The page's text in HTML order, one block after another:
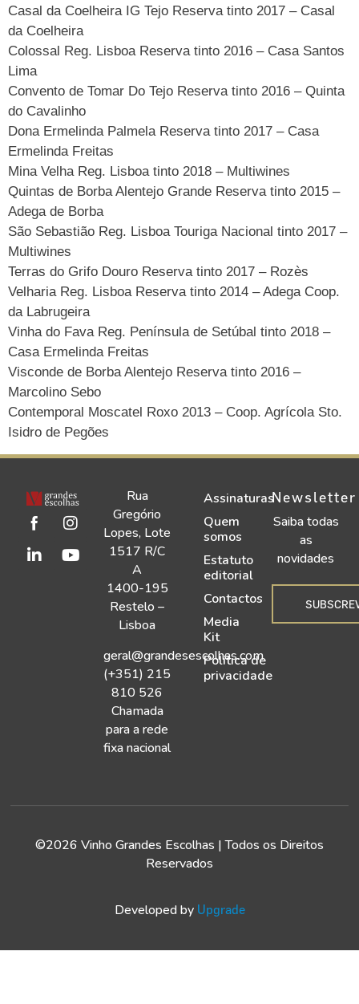
Casal da Coelheira IG Tejo Reserva tinto 2017 – Casal
da Coelheira
Colossal Reg. Lisboa Reserva tinto 2016 – Casa Santos
Lima
Convento de Tomar Do Tejo Reserva tinto 2016 – Quinta
do Cavalinho
Dona Ermelinda Palmela Reserva tinto 2017 – Casa
Ermelinda Freitas
Mina Velha Reg. Lisboa tinto 2018 – Multiwines
Quintas de Borba Alentejo Grande Reserva tinto 2015 –
Adega de Borba
São Sebastião Reg. Lisboa Touriga Nacional tinto 2017 –
Multiwines
Terras do Grifo Douro Reserva tinto 2017 – Rozès
Velharia Reg. Lisboa Reserva tinto 2014 – Adega Coop.
da Labrugeira
Vinha do Fava Reg. Península de Setúbal tinto 2018 –
Casa Ermelinda Freitas
Visconde de Borba Alentejo Reserva tinto 2016 –
Marcolino Sebo
Contemporal Moscatel Roxo 2013 – Coop. Agrícola Sto.
Isidro de Pegões
Rua
Gregório
Lopes, Lote
1517 R/C
A
1400-195
Restelo –
Lisboa
geral@grandesescolhas.com
(+351) 215
810 526
Chamada
para a rede
fixa nacional
Assinaturas
Quem
somos
Estatuto
editorial
Contactos
Media
Kit
Política de
privacidade
Newsletter
Saiba todas
as
novidades
©2026 Vinho Grandes Escolhas | Todos os Direitos
Reservados
Developed by Upgrade